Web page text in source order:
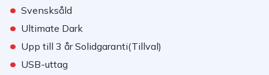
• Svensksåld
• Ultimate Dark
• Upp till 3 år Solidgaranti(Tillval)
• USB-uttag